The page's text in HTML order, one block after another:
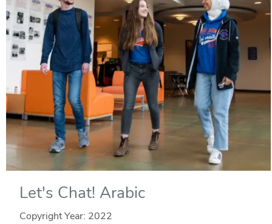
Let's Chat! Arabic
Copyright Year: 2022